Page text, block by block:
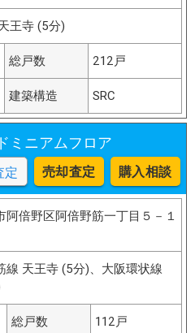
王寺 (5分)
総戸数 212戸
建築構造 SRC
ミニアムフロア
定 売却査定 購入相談
阿倍野区阿倍野筋一丁目５－１
線 天王寺 (5分)、大阪環状線
総戸数 112戸